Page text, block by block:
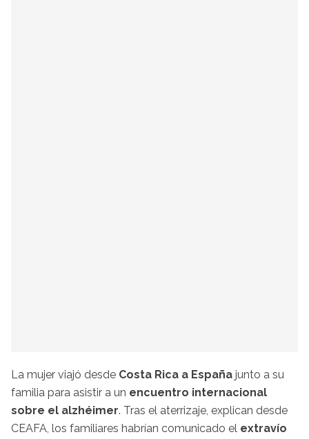
La mujer viajó desde Costa Rica a España junto a su
familia para asistir a un encuentro internacional
sobre el alzhéimer. Tras el aterrizaje, explican desde
CEAFA, los familiares habrían comunicado el extravío